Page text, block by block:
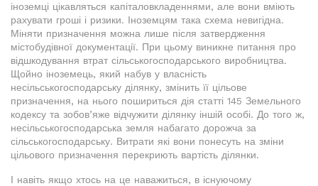
іноземці цікавляться капіталовкладеннями, але вони вміють
рахувати гроші і ризики. Іноземцям така схема невигідна.
Міняти призначення можна лише після затвердження
містобудівної документації. При цьому виникне питання про
відшкодування втрат сільськогосподарського виробництва.
Щойно іноземець, який набув у власність
несільськогосподарську ділянку, змінить її цільове
призначення, на нього пошириться дія статті 145 Земельного
кодексу та зобов’яже відчужити ділянку іншій особі. До того ж,
несільськогосподарська земля набагато дорожча за
сільськогосподарську. Витрати які вони понесуть на зміни
цільового призначення перекриють вартість ділянки.
І навіть якщо хтось на це наважиться, в існуючому